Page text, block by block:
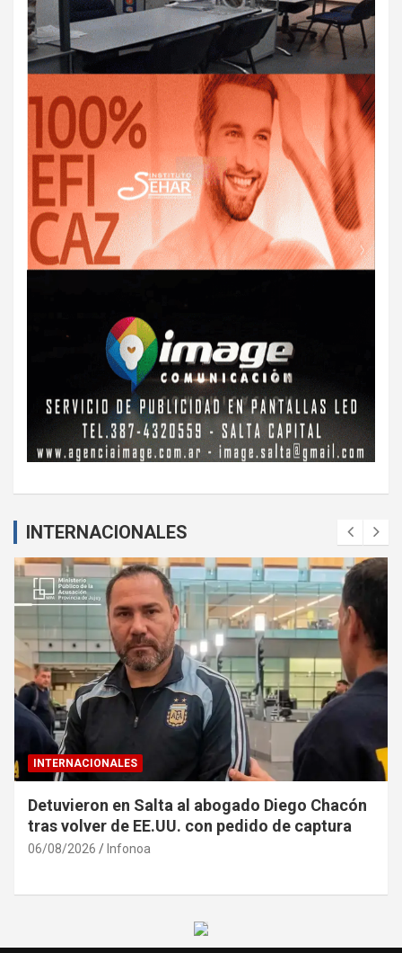
INTERNACIONALES
INTERNACIONALES
Detuvieron en Salta al abogado Diego Chacón
tras volver de EE.UU. con pedido de captura
06/08/2026 Infonoa